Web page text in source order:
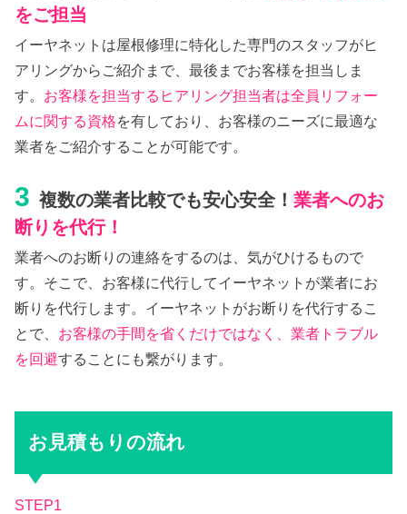
をご担当
イーヤネットは屋根修理に特化した専門のスタッフがヒ
アリングからご紹介まで、最後までお客様を担当しま
す。 お客様を担当するヒアリング担当者は全員リフォー
ムに関する資格を有しており、お客様のニーズに最適な
業者をご紹介することが可能です。
3 複数の業者比較でも安心安全！業者へのお
断りを代行！
業者へのお断りの連絡をするのは、気がひけるもので
す。そこで、お客様に代行してイーヤネットが業者にお
断りを代行します。イーヤネットがお断りを代行するこ
とで、 お客様の手間を省くだけではなく、業者トラブル
を回避することにも繋がります。
お見積もりの流れ
STEP1